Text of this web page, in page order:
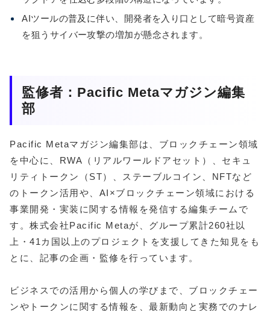
AIツールの普及に伴い、開発者を入り口として暗号資産
を狙うサイバー攻撃の増加が懸念されます。
監修者：Pacific Metaマガジン編集
部
Pacific Metaマガジン編集部は、ブロックチェーン領域
を中心に、RWA（リアルワールドアセット）、セキュ
リティトークン（ST）、ステーブルコイン、NFTなど
のトークン活用や、AI×ブロックチェーン領域における
事業開発・実装に関する情報を発信する編集チームで
す。株式会社Pacific Metaが、グループ累計260社以
上・41カ国以上のプロジェクトを支援してきた知見をも
とに、記事の企画・監修を行っています。
ビジネスでの活用から個人の学びまで、ブロックチェー
ンやトークンに関する情報を、最新動向と実務でのナレ